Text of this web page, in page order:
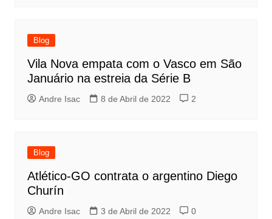
Blog
Vila Nova empata com o Vasco em São
Januário na estreia da Série B
Andre Isac 8 de Abril de 2022 2
Blog
Atlético-GO contrata o argentino Diego
Churín
Andre Isac 3 de Abril de 2022 0